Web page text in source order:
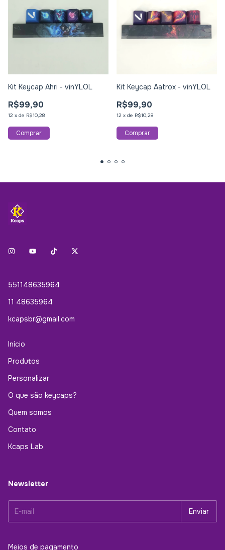
Kit Keycap Ahri - vinYLOL
R$99,90
12 x de R$10,28
Kit Keycap Aatrox - vinYLOL
R$99,90
12 x de R$10,28
551148635964
11 48635964
kcapsbr@gmail.com
Início
Produtos
Personalizar
O que são keycaps?
Quem somos
Contato
Kcaps Lab
Newsletter
Meios de pagamento